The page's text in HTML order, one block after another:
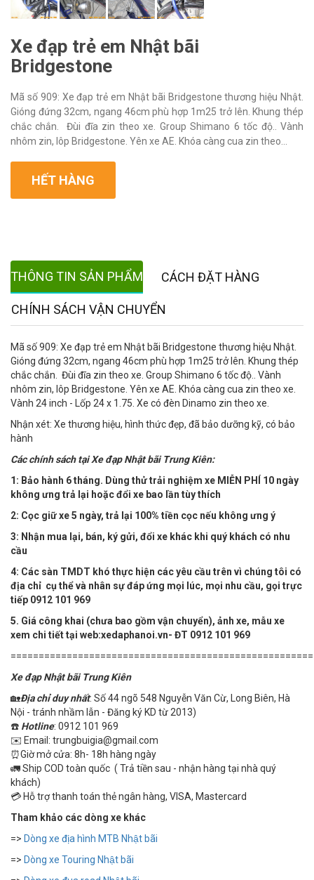
Xe đạp trẻ em Nhật bãi
Bridgestone
Mã số 909: Xe đạp trẻ em Nhật bãi Bridgestone thương hiệu Nhật.
Gióng đứng 32cm, ngang 46cm phù hợp 1m25 trở lên. Khung thép
chắc chắn. Đùi đĩa zin theo xe. Group Shimano 6 tốc độ.. Vành
nhôm zin, lôp Bridgestone. Yên xe AE. Khóa càng cua zin theo...
HẾT HÀNG
THÔNG TIN SẢN PHẨM CÁCH ĐẶT HÀNG
CHÍNH SÁCH VẬN CHUYỂN
Mã số 909: Xe đạp trẻ em Nhật bãi Bridgestone thương hiệu Nhật.
Gióng đứng 32cm, ngang 46cm phù hợp 1m25 trở lên. Khung thép
chắc chắn. Đùi đĩa zin theo xe. Group Shimano 6 tốc độ.. Vành
nhôm zin, lôp Bridgestone. Yên xe AE. Khóa càng cua zin theo xe.
Vành 24 inch - Lốp 24 x 1.75. Xe có đèn Dinamo zin theo xe.
Nhận xét: Xe thương hiệu, hình thức đẹp, đã bảo dưỡng kỹ, có bảo
hành
Các chính sách tại Xe đạp Nhật bãi Trung Kiên:
1: Bảo hành 6 tháng. Dùng thử trải nghiệm xe MIỄN PHÍ 10 ngày
không ưng trả lại hoặc đổi xe bao lần tùy thích
2: Cọc giữ xe 5 ngày, trả lại 100% tiền cọc nếu không ưng ý
3: Nhận mua lại, bán, ký gửi, đổi xe khác khi quý khách có nhu
cầu
4: Các sàn TMDT khó thực hiện các yêu cầu trên vì chúng tôi có
địa chỉ cụ thể và nhân sự đáp ứng mọi lúc, mọi nhu cầu, gọi trực
tiếp 0912 101 969
5. Giá công khai (chưa bao gồm vận chuyển), ảnh xe, mẫu xe
xem chi tiết tại web:xedaphanoi.vn- ĐT 0912 101 969
Xe đạp Nhật bãi Trung Kiên
🏡Địa chỉ duy nhất: Số 44 ngõ 548 Nguyễn Văn Cừ, Long Biên, Hà
Nội - tránh nhầm lẫn - Đăng ký KD từ 2013)
☎️ Hotline: 0912 101 969
✉️ Email: trungbuigia@gmail.com
⏰Giờ mở cửa: 8h- 18h hàng ngày
🚛 Ship COD toàn quốc ( Trả tiền sau - nhận hàng tại nhà quý
khách)
💳 Hỗ trợ thanh toán thẻ ngân hàng, VISA, Mastercard
Tham khảo các dòng xe khác
=> Dòng xe địa hình MTB Nhật bãi
=> Dòng xe Touring Nhật bãi